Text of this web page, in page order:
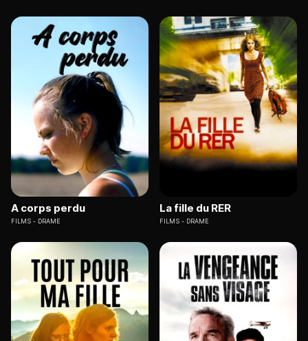
A corps perdu
FILMS DRAME
La fille du RER
FILMS DRAME